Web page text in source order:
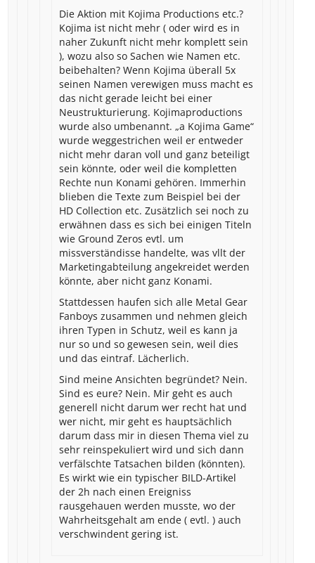
Die Aktion mit Kojima Productions etc.?
Kojima ist nicht mehr ( oder wird es in
naher Zukunft nicht mehr komplett sein
), wozu also so Sachen wie Namen etc.
beibehalten? Wenn Kojima überall 5x
seinen Namen verewigen muss macht es
das nicht gerade leicht bei einer
Neustrukturierung. Kojimaproductions
wurde also umbenannt. „a Kojima Game“
wurde weggestrichen weil er entweder
nicht mehr daran voll und ganz beteiligt
sein könnte, oder weil die kompletten
Rechte nun Konami gehören. Immerhin
blieben die Texte zum Beispiel bei der
HD Collection etc. Zusätzlich sei noch zu
erwähnen dass es sich bei einigen Titeln
wie Ground Zeros evtl. um
missverständisse handelte, was vllt der
Marketingabteilung angekreidet werden
könnte, aber nicht ganz Konami.
Stattdessen haufen sich alle Metal Gear
Fanboys zusammen und nehmen gleich
ihren Typen in Schutz, weil es kann ja
nur so und so gewesen sein, weil dies
und das eintraf. Lächerlich.
Sind meine Ansichten begründet? Nein.
Sind es eure? Nein. Mir geht es auch
generell nicht darum wer recht hat und
wer nicht, mir geht es hauptsächlich
darum dass mir in diesen Thema viel zu
sehr reinspekuliert wird und sich dann
verfälschte Tatsachen bilden (könnten).
Es wirkt wie ein typischer BILD-Artikel
der 2h nach einen Ereigniss
rausgehauen werden musste, wo der
Wahrheitsgehalt am ende ( evtl. ) auch
verschwindent gering ist.